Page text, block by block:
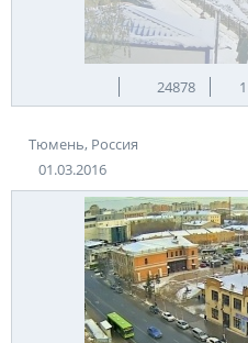
24878 1
Тюмень, Россия
01.03.2016